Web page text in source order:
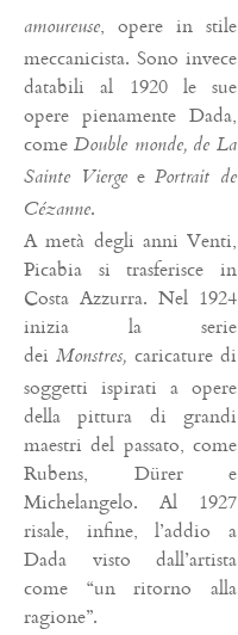
amoureuse, opere in stile
meccanicista. Sono invece
databili al 1920 le sue
opere pienamente Dada,
come Double monde, de La
Sainte Viergee Portrait de
Cézanne.
A metà degli anni Venti,
Picabia si trasferisce in
Costa Azzurra. Nel 1924
inizia la serie
deiMonstres, caricature di
soggetti ispirati a opere
della pittura di grandi
maestri del passato, come
Rubens, Dürer e
Michelangelo. Al 1927
risale, infine, l’addio a
Dada visto dall’artista
come “un ritorno alla
ragione”.